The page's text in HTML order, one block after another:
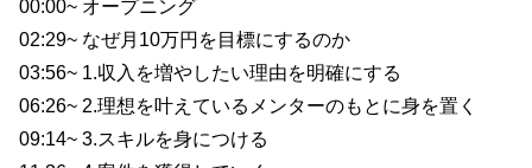
00:00~ オープニング
02:29~ なぜ月10万円を目標にするのか
03:56~ 1.収入を増やしたい理由を明確にする
06:26~ 2.理想を叶えているメンターのもとに身を置く
09:14~ 3.スキルを身につける